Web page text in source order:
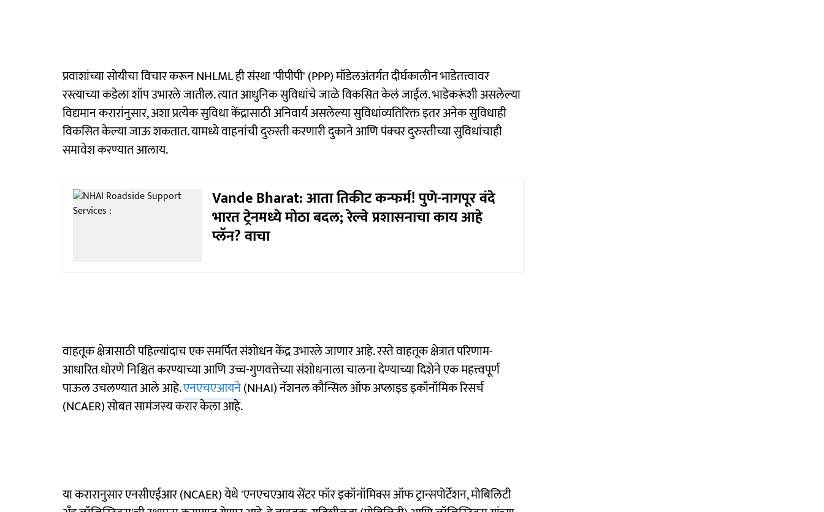
प्रवाशांच्या सोयीचा विचार करून NHLML ही संस्था 'पीपीपी' (PPP) मॉडेलअंतर्गत दीर्घकालीन भाडेतत्त्वावर
रस्त्याच्या कडेला शॉप उभारले जातील. त्यात आधुनिक सुविधांचे जाळे विकसित केलं जाईल. भाडेकरूंशी असलेल्या
विद्यमान करारांनुसार, अशा प्रत्येक सुविधा केंद्रासाठी अनिवार्य असलेल्या सुविधांव्यतिरिक्त इतर अनेक सुविधाही
विकसित केल्या जाऊ शकतात. यामध्ये वाहनांची दुरुस्ती करणारी दुकाने आणि पंक्चर दुरुस्तीच्या सुविधांचाही
समावेश करण्यात आलाय.
Vande Bharat: आता तिकीट कन्फर्म! पुणे-नागपूर वंदे
भारत ट्रेनमध्ये मोठा बदल; रेल्वे प्रशासनाचा काय आहे
प्लॅन? वाचा
वाहतूक क्षेत्रासाठी पहिल्यांदाच एक समर्पित संशोधन केंद्र उभारले जाणार आहे. रस्ते वाहतूक क्षेत्रात परिणाम-
आधारित धोरणे निश्चित करण्याच्या आणि उच्च-गुणवत्तेच्या संशोधनाला चालना देण्याच्या दिशेने एक महत्त्वपूर्ण
पाऊल उचलण्यात आले आहे.एनएचएआयने(NHAI) नॅशनल कौन्सिल ऑफ अप्लाइड इकॉनॉमिक रिसर्च
(NCAER) सोबत सामंजस्य करार केला आहे.
या करारानुसार एनसीएईआर (NCAER) येथे 'एनएचएआय सेंटर फॉर इकॉनॉमिक्स ऑफ ट्रान्सपोर्टेशन, मोबिलिटी